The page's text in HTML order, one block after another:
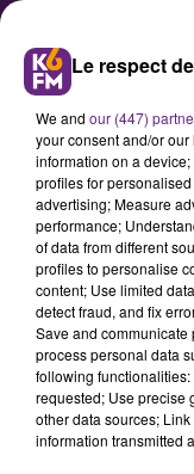
Le
Marc
lundi en
Le respect
We and our (447)
your consent and/or
information on a
profiles for
advertising; Measure
performance;
of data from different
profiles to personalise
content; Use limited
detect fraud, and fix
Save and
process personal data
following
requested; Use precise
other data sources;
information transmitted